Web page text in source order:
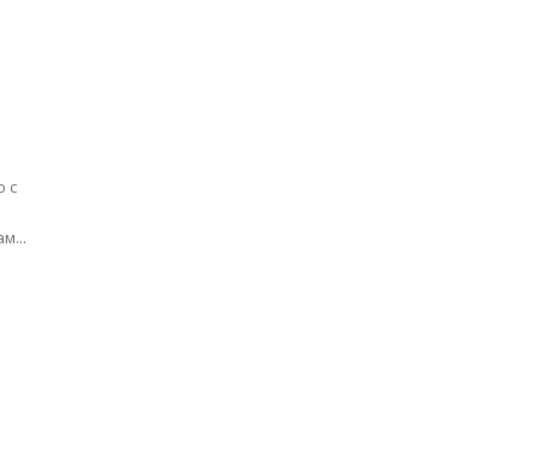
с